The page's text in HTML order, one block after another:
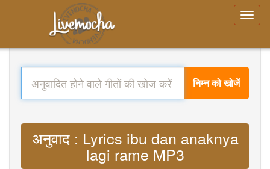
निम्न को खोजें
अनुवाद : Lyrics ibu dan anaknya
lagi rame MP3